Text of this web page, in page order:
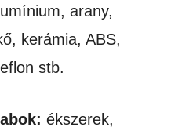
arany,
kerámia, ABS,
stb.
ékszerek,